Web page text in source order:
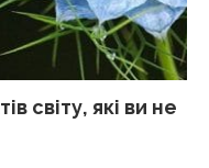
світу, які ви не